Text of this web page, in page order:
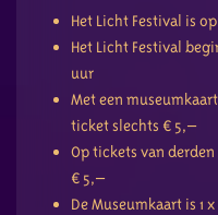
Het Licht Festival is
Het Licht Festival
uur
Met een
ticket slechts € 5,–
Op tickets van
€ 5,–
De Museumkaart is 1